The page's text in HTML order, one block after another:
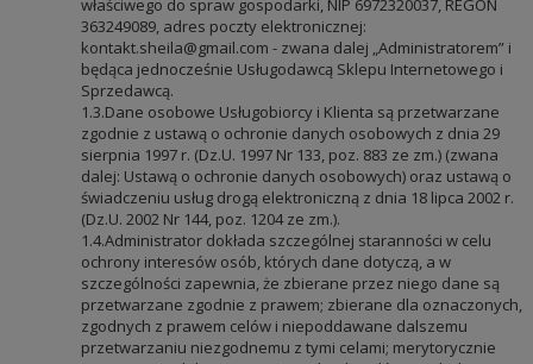
właściwego do spraw gospodarki, NIP 6972320037, REGON
363249089, adres poczty elektronicznej:
kontakt.sheila@gmail.com - zwana dalej „Administratorem” i
będąca jednocześnie Usługodawcą Sklepu Internetowego i
Sprzedawcą.
1.3.Dane osobowe Usługobiorcy i Klienta są przetwarzane
zgodnie z ustawą o ochronie danych osobowych z dnia 29
sierpnia 1997 r. (Dz.U. 1997 Nr 133, poz. 883 ze zm.) (zwana
dalej: Ustawą o ochronie danych osobowych) oraz ustawą o
świadczeniu usług drogą elektroniczną z dnia 18 lipca 2002 r.
(Dz.U. 2002 Nr 144, poz. 1204 ze zm.).
1.4.Administrator dokłada szczególnej staranności w celu
ochrony interesów osób, których dane dotyczą, a w
szczególności zapewnia, że zbierane przez niego dane są
przetwarzane zgodnie z prawem; zbierane dla oznaczonych,
zgodnych z prawem celów i niepoddawane dalszemu
przetwarzaniu niezgodnemu z tymi celami; merytorycznie